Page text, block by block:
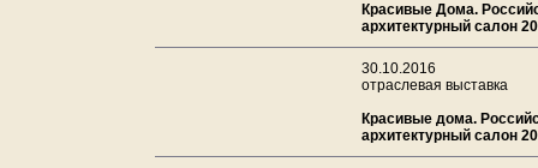
Красивые Дома.
архитектурный салон
30.10.2016
отраслевая выставка
Красивые дома.
архитектурный салон